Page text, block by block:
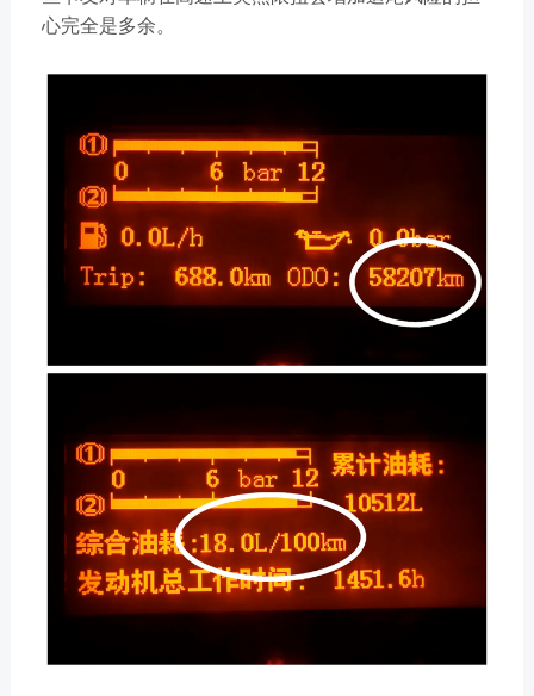
心完全是多余。